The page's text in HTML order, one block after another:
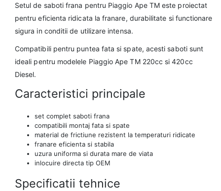
Setul de saboti frana pentru Piaggio Ape TM este proiectat
pentru eficienta ridicata la franare, durabilitate si functionare
sigura in conditii de utilizare intensa.
Compatibili pentru puntea fata si spate, acesti saboti sunt
ideali pentru modelele Piaggio Ape TM 220cc si 420cc
Diesel.
Caracteristici principale
set complet saboti frana
compatibili montaj fata si spate
material de frictiune rezistent la temperaturi ridicate
franare eficienta si stabila
uzura uniforma si durata mare de viata
inlocuire directa tip OEM
Specificatii tehnice